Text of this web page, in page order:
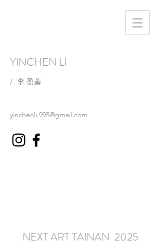
YINCHEN LI
/ 李 盈蓁
yinchenli.995@gmail.com
NEXT ART TAINAN 2025